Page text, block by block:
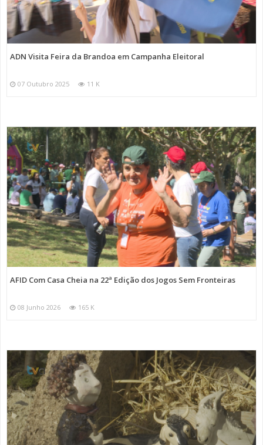
ADN Visita Feira da Brandoa em Campanha Eleitoral
07 Outubro 2025 11 K
AFID Com Casa Cheia na 22ª Edição dos Jogos Sem Fronteiras
08 Junho 2026 165 K